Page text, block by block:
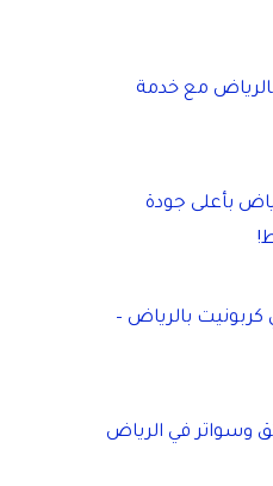
مع خدمة
بأعلى جودة
بالرياض –
وسواتر في الرياض